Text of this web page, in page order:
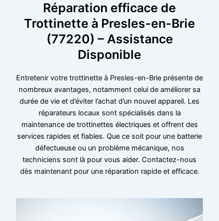
Réparation efficace de
Trottinette à Presles-en-Brie
(77220) – Assistance
Disponible
Entretenir votre trottinette à Presles-en-Brie présente de
nombreux avantages, notamment celui de améliorer sa
durée de vie et d’éviter l’achat d’un nouvel appareil. Les
réparateurs locaux sont spécialisés dans la
maintenance de trottinettes électriques et offrent des
services rapides et fiables. Que ce soit pour une batterie
défectueuse ou un problème mécanique, nos
techniciens sont là pour vous aider. Contactez-nous
dès maintenant pour une réparation rapide et efficace.